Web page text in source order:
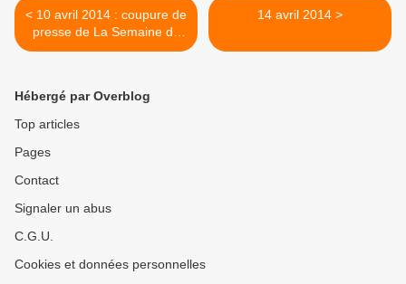
< 10 avril 2014 : coupure de
presse de La Semaine de
l'Allier
14 avril 2014 >
Hébergé par Overblog
Top articles
Pages
Contact
Signaler un abus
C.G.U.
Cookies et données personnelles